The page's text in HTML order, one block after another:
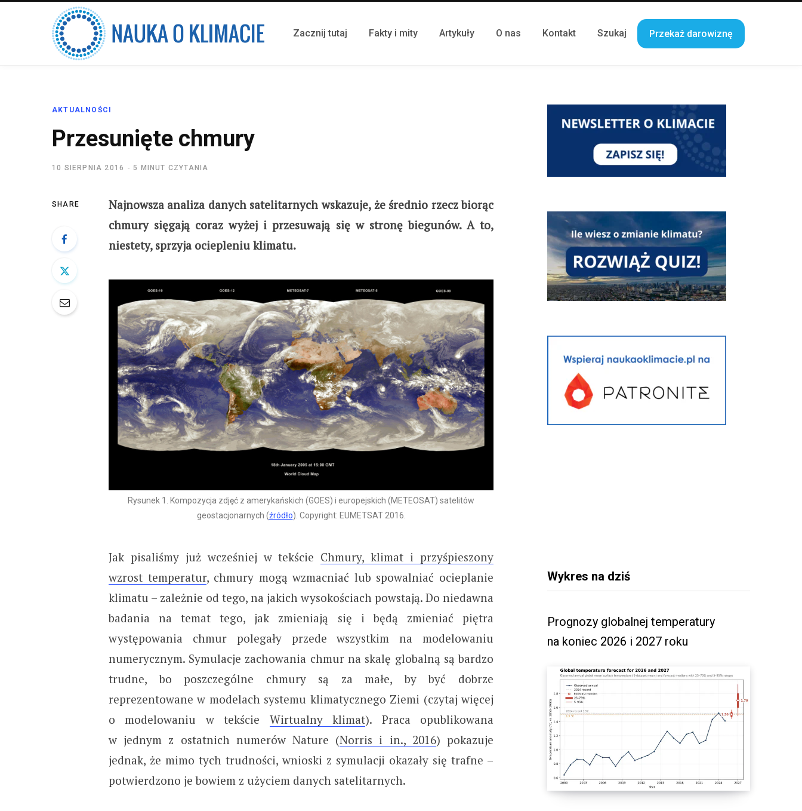
Zacznij tutaj Fakty i mity Artykuły O nas Kontakt Szukaj Przekaż darowiznę
AKTUALNOŚCI
Przesunięte chmury
10 SIERPNIA 2016 5 MINUT CZYTANIA
SHARE
Najnowsza analiza danych satelitarnych wskazuje, że średnio rzecz biorąc
chmury sięgają coraz wyżej i przesuwają się w stronę biegunów. A to,
niestety, sprzyja ociepleniu klimatu.
Rysunek 1. Kompozycja zdjęć z amerykańskich (GOES) i europejskich (METEOSAT) satelitów
geostacjonarnych (źródło). Copyright: EUMETSAT 2016.
Jak pisaliśmy już wcześniej w tekście Chmury, klimat i przyśpieszony
wzrost temperatur, chmury mogą wzmacniać lub spowalniać ocieplanie
klimatu – zależnie od tego, na jakich wysokościach powstają. Do niedawna
badania na temat tego, jak zmieniają się i będą zmieniać piętra
występowania chmur polegały przede wszystkim na modelowaniu
numerycznym. Symulacje zachowania chmur na skalę globalną są bardzo
trudne, bo poszczególne chmury są za małe, by być dobrze
reprezentowane w modelach systemu klimatycznego Ziemi (czytaj więcej
o modelowaniu w tekście Wirtualny klimat). Praca opublikowana
w jednym z ostatnich numerów Nature (Norris i in., 2016) pokazuje
jednak, że mimo tych trudności, wnioski z symulacji okazały się trafne –
potwierdzono je bowiem z użyciem danych satelitarnych.
Wykres na dziś
Prognozy globalnej temperatury
na koniec 2026 i 2027 roku